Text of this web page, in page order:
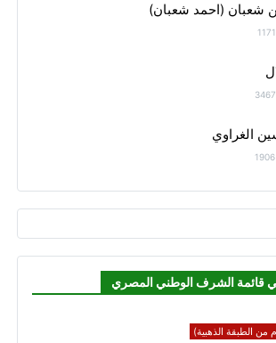
(احمد شعبان)
1171
3467
الغراوي
1906
قائمة الشرف الوطني المصري
من الطبقة الذهبية)